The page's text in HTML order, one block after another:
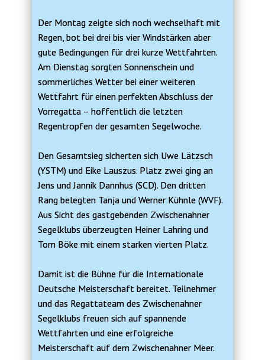
Der Montag zeigte sich noch wechselhaft mit
Regen, bot bei drei bis vier Windstärken aber
gute Bedingungen für drei kurze Wettfahrten.
Am Dienstag sorgten Sonnenschein und
sommerliches Wetter bei einer weiteren
Wettfahrt für einen perfekten Abschluss der
Vorregatta – hoffentlich die letzten
Regentropfen der gesamten Segelwoche.
Den Gesamtsieg sicherten sich Uwe Lätzsch
(YSTM) und Eike Lauszus. Platz zwei ging an
Jens und Jannik Dannhus (SCD). Den dritten
Rang belegten Tanja und Werner Kühnle (WVF).
Aus Sicht des gastgebenden Zwischenahner
Segelklubs überzeugten Heiner Lahring und
Tom Böke mit einem starken vierten Platz.
Damit ist die Bühne für die Internationale
Deutsche Meisterschaft bereitet. Teilnehmer
und das Regattateam des Zwischenahner
Segelklubs freuen sich auf spannende
Wettfahrten und eine erfolgreiche
Meisterschaft auf dem Zwischenahner Meer.